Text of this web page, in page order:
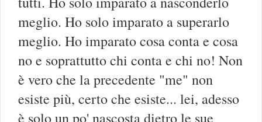
meglio. Ho solo imparato a superarlo
meglio. Ho imparato cosa conta e cosa
no e soprattutto chi conta e chi no! Non
è vero che la precedente "me" non
esiste più, certo che esiste... lei, adesso
è solo un po' nascosta dietro le sue